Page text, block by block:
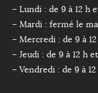
– Lundi : de 9 à 12 h
– Mardi : fermé le
– Mercredi : de 9 à 12
– Jeudi : de 9 à 12 h
– Vendredi : de 9 à 12